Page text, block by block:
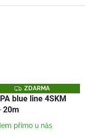
využití (pro zálivku
Z
D
A
A
ZDARMA
blue line 4SKM
20m
přímo u nás